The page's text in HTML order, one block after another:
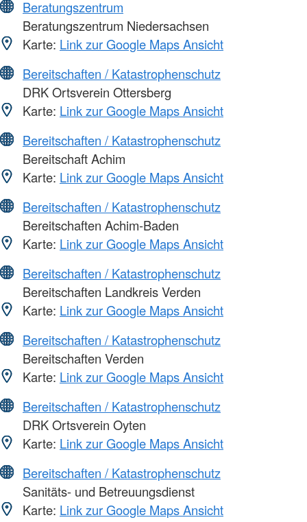
Beratungszentrum
Beratungszentrum Niedersachsen
Karte: Link zur Google Maps Ansicht
Bereitschaften / Katastrophenschutz
DRK Ortsverein Ottersberg
Karte: Link zur Google Maps Ansicht
Bereitschaften / Katastrophenschutz
Bereitschaft Achim
Karte: Link zur Google Maps Ansicht
Bereitschaften / Katastrophenschutz
Bereitschaften Achim-Baden
Karte: Link zur Google Maps Ansicht
Bereitschaften / Katastrophenschutz
Bereitschaften Landkreis Verden
Karte: Link zur Google Maps Ansicht
Bereitschaften / Katastrophenschutz
Bereitschaften Verden
Karte: Link zur Google Maps Ansicht
Bereitschaften / Katastrophenschutz
DRK Ortsverein Oyten
Karte: Link zur Google Maps Ansicht
Bereitschaften / Katastrophenschutz
Sanitäts- und Betreuungsdienst
Karte: Link zur Google Maps Ansicht